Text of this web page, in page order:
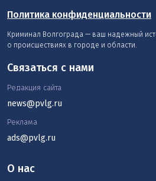
Политика конфиденциальности
Криминал Волгограда — ваш надежный
о происшествиях в городе и области.
О нас
Связаться с нами
Редакция сайта
news@pvlg.ru
Реклама
ads@pvlg.ru